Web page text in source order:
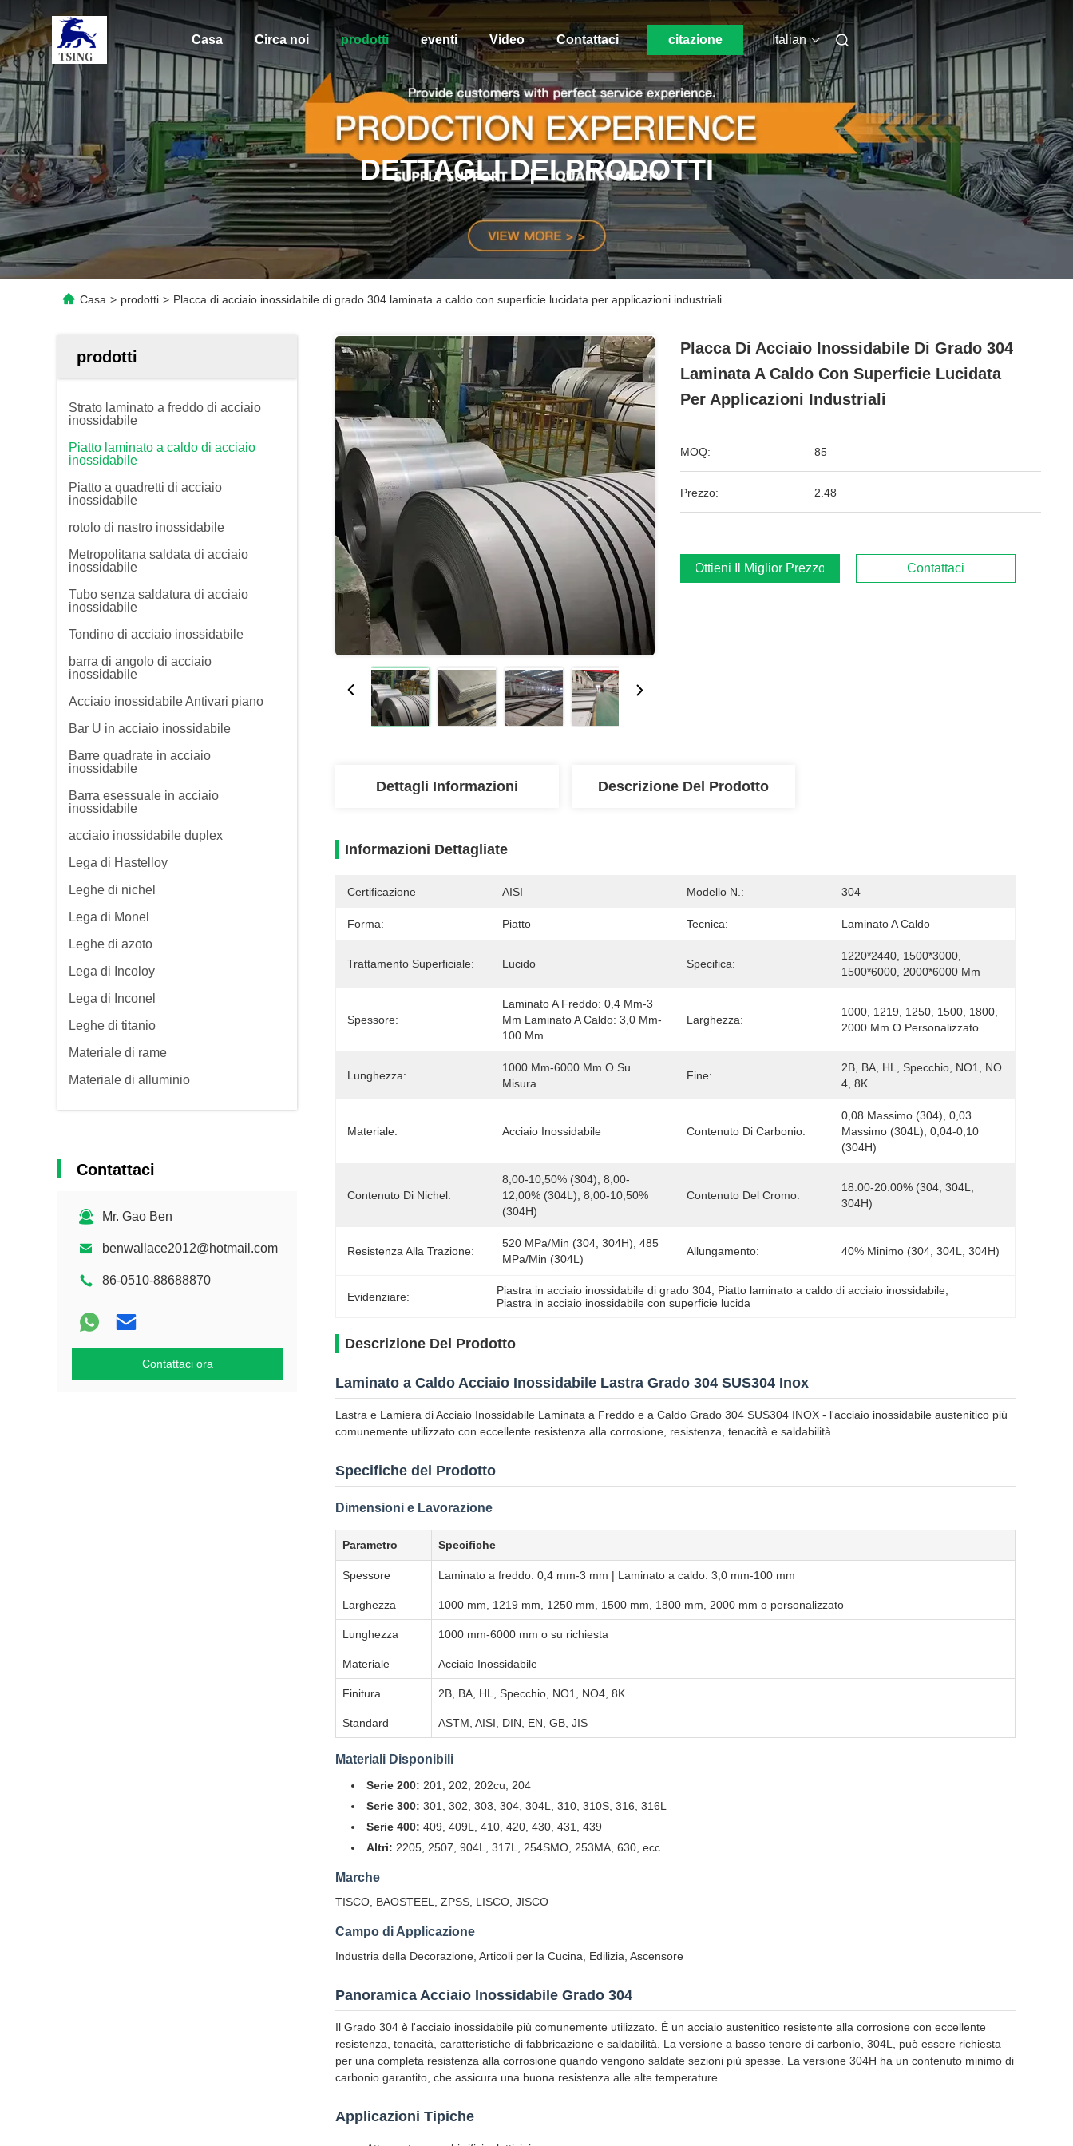
Casa Circa noi prodotti eventi Video Contattaci citazione Italian
DETTAGLI DEI PRODOTTI
Casa > prodotti > Placca di acciaio inossidabile di grado 304 laminata a caldo con superficie lucidata per applicazioni industriali
prodotti
Strato laminato a freddo di acciaio
inossidabile
Piatto laminato a caldo di acciaio
inossidabile
Piatto a quadretti di acciaio
inossidabile
rotolo di nastro inossidabile
Metropolitana saldata di acciaio
inossidabile
Tubo senza saldatura di acciaio
inossidabile
Tondino di acciaio inossidabile
barra di angolo di acciaio
inossidabile
Acciaio inossidabile Antivari piano
Bar U in acciaio inossidabile
Barre quadrate in acciaio
inossidabile
Barra esessuale in acciaio
inossidabile
acciaio inossidabile duplex
Lega di Hastelloy
Leghe di nichel
Lega di Monel
Leghe di azoto
Lega di Incoloy
Lega di Inconel
Leghe di titanio
Materiale di rame
Materiale di alluminio
Contattaci
Mr. Gao Ben
benwallace2012@hotmail.com
86-0510-88688870
Contattaci ora
Placca Di Acciaio Inossidabile Di Grado 304
Laminata A Caldo Con Superficie Lucidata
Per Applicazioni Industriali
MOQ: 85
Prezzo: 2.48
Ottieni Il Miglior Prezzo Contattaci
Dettagli Informazioni Descrizione Del Prodotto
Informazioni Dettagliate
Certificazione AISI Modello N.: 304
Forma: Piatto Tecnica: Laminato A Caldo
Trattamento Superficiale: Lucido Specifica:
1220*2440, 1500*3000,
1500*6000, 2000*6000 Mm
Spessore:
Laminato A Freddo: 0,4 Mm-3
Mm Laminato A Caldo: 3,0 Mm-
100 Mm
Larghezza:
1000, 1219, 1250, 1500, 1800,
2000 Mm O Personalizzato
Lunghezza:
1000 Mm-6000 Mm O Su
Misura
Fine:
2B, BA, HL, Specchio, NO1, NO
4, 8K
Materiale: Acciaio Inossidabile Contenuto Di Carbonio:
0,08 Massimo (304), 0,03
Massimo (304L), 0,04-0,10
(304H)
Contenuto Di Nichel:
8,00-10,50% (304), 8,00-
12,00% (304L), 8,00-10,50%
(304H)
Contenuto Del Cromo:
18.00-20.00% (304, 304L,
304H)
Resistenza Alla Trazione:
520 MPa/min (304, 304H), 485
MPa/min (304L)
Allungamento: 40% Minimo (304, 304L, 304H)
Evidenziare: Piastra in acciaio inossidabile di grado 304 Piatto laminato a caldo di acciaio inossidabile
Piastra in acciaio inossidabile con superficie lucida
Descrizione Del Prodotto
Laminato a Caldo Acciaio Inossidabile Lastra Grado 304 SUS304 Inox
Lastra e Lamiera di Acciaio Inossidabile Laminata a Freddo e a Caldo Grado 304 SUS304 INOX - l'acciaio inossidabile austenitico più
comunemente utilizzato con eccellente resistenza alla corrosione, resistenza, tenacità e saldabilità.
Specifiche del Prodotto
Dimensioni e Lavorazione
Parametro Specifiche
Spessore Laminato a freddo: 0,4 mm-3 mm | Laminato a caldo: 3,0 mm-100 mm
Larghezza 1000 mm, 1219 mm, 1250 mm, 1500 mm, 1800 mm, 2000 mm o personalizzato
Lunghezza 1000 mm-6000 mm o su richiesta
Materiale Acciaio Inossidabile
Finitura 2B, BA, HL, Specchio, NO1, NO4, 8K
Standard ASTM, AISI, DIN, EN, GB, JIS
Materiali Disponibili
Serie 200: 201, 202, 202cu, 204
Serie 300: 301, 302, 303, 304, 304L, 310, 310S, 316, 316L
Serie 400: 409, 409L, 410, 420, 430, 431, 439
Altri: 2205, 2507, 904L, 317L, 254SMO, 253MA, 630, ecc.
Marche
TISCO, BAOSTEEL, ZPSS, LISCO, JISCO
Campo di Applicazione
Industria della Decorazione, Articoli per la Cucina, Edilizia, Ascensore
Panoramica Acciaio Inossidabile Grado 304
Il Grado 304 è l'acciaio inossidabile più comunemente utilizzato. È un acciaio austenitico resistente alla corrosione con eccellente
resistenza, tenacità, caratteristiche di fabbricazione e saldabilità. La versione a basso tenore di carbonio, 304L, può essere richiesta
per una completa resistenza alla corrosione quando vengono saldate sezioni più spesse. La versione 304H ha un contenuto minimo di
carbonio garantito, che assicura una buona resistenza alle alte temperature.
Applicazioni Tipiche